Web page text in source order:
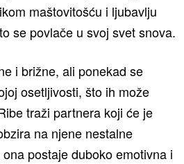
maštovitošću i ljubavlju
se povlače u svoj svet snova.
i brižne, ali ponekad se
osetljivosti, što ih može
traži partnera koji će je
na njene nestalne
postaje duboko emotivna i